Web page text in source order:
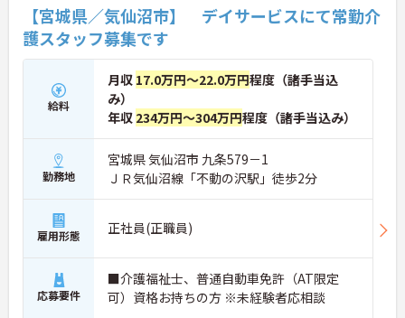
【宮城県／気仙沼市】 デイサービスにて常勤介
護スタッフ募集です
給料
月収 17.0万円～22.0万円程度（諸手当込
み）
年収 234万円～304万円程度（諸手当込み）
勤務地
宮城県 気仙沼市 九条579－1
ＪＲ気仙沼線「不動の沢駅」徒歩2分
雇用形態 正社員(正職員)
応募要件
■介護福祉士、普通自動車免許（AT限定
可）資格お持ちの方 ※未経験者応相談